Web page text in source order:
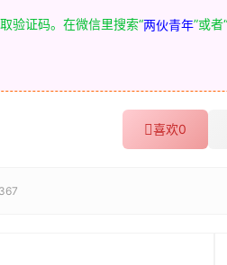
验证码。在微信里搜索“两伙青年”或者“
喜欢0